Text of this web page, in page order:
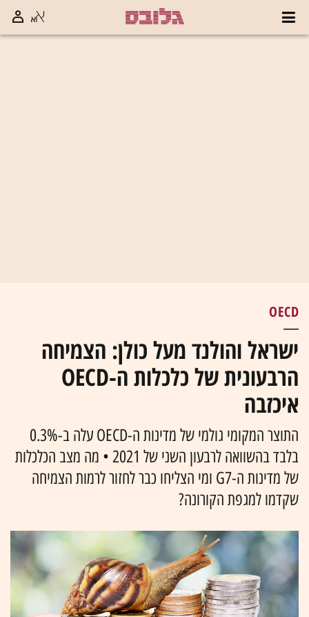
OECD
ישראל והולנד מעל כולן: הצמיחה
הרבעונית של כלכלות ה-OECD
איכזבה
התוצר המקומי גולמי של מדינות ה-OECD עלה ב-0.3%
בלבד בהשוואה לרבעון השני של 2021 • מה מצב הכלכלות
של מדינות ה-G7 ומי הצליחו כבר לחזור לרמות הצמיחה
שקדמו למגפת הקורונה?